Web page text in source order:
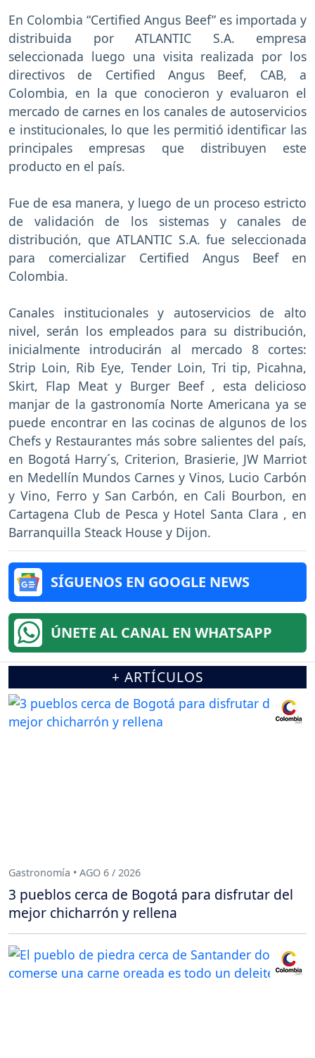
En Colombia “Certified Angus Beef” es importada y
distribuida por ATLANTIC S.A. empresa
seleccionada luego una visita realizada por los
directivos de Certified Angus Beef, CAB, a
Colombia, en la que conocieron y evaluaron el
mercado de carnes en los canales de autoservicios
e institucionales, lo que les permitió identificar las
principales empresas que distribuyen este
producto en el país.
Fue de esa manera, y luego de un proceso estricto
de validación de los sistemas y canales de
distribución, que ATLANTIC S.A. fue seleccionada
para comercializar Certified Angus Beef en
Colombia.
Canales institucionales y autoservicios de alto
nivel, serán los empleados para su distribución,
inicialmente introducirán al mercado 8 cortes:
Strip Loin, Rib Eye, Tender Loin, Tri tip, Picahna,
Skirt, Flap Meat y Burger Beef , esta delicioso
manjar de la gastronomía Norte Americana ya se
puede encontrar en las cocinas de algunos de los
Chefs y Restaurantes más sobre salientes del país,
en Bogotá Harry´s, Criterion, Brasierie, JW Marriot
en Medellín Mundos Carnes y Vinos, Lucio Carbón
y Vino, Ferro y San Carbón, en Cali Bourbon, en
Cartagena Club de Pesca y Hotel Santa Clara , en
Barranquilla Steack House y Dijon.
SÍGUENOS EN GOOGLE NEWS
ÚNETE AL CANAL EN WHATSAPP
+ ARTÍCULOS
Gastronomía • AGO 6 / 2026
3 pueblos cerca de Bogotá para disfrutar del
mejor chicharrón y rellena